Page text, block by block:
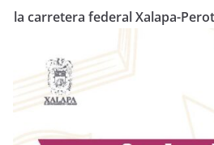
la carretera federal Xalapa-